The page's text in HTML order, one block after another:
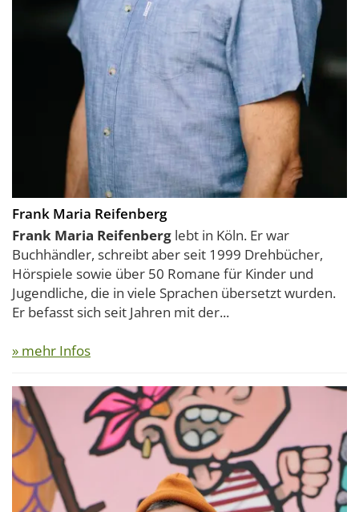
Frank Maria Reifenberg
Frank Maria Reifenberg lebt in Köln. Er war
Buchhändler, schreibt aber seit 1999 Drehbücher,
Hörspiele sowie über 50 Romane für Kinder und
Jugendliche, die in viele Sprachen übersetzt wurden.
Er befasst sich seit Jahren mit der...
» mehr Infos